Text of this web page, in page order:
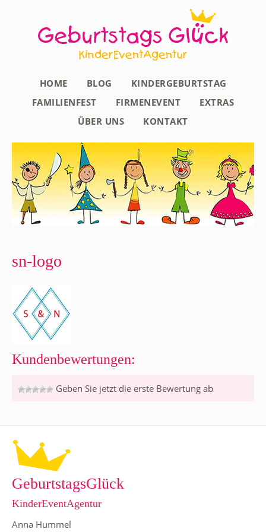
HOME BLOG
KINDERGEBURTSTAG
FAMILIENFEST
FIRMENEVENT
EXTRAS
ÜBER UNS
KONTAKT
sn-logo
Kundenbewertungen:
Geben Sie jetzt die erste Bewertung ab
GeburtstagsGlück
KinderEventAgentur
Anna Hummel